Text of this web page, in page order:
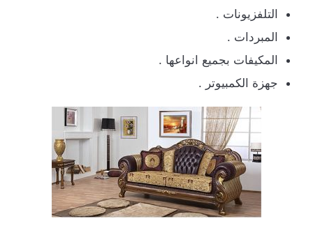
التلفزيونات .
المبردات .
المكيفات بجميع انواعها .
جهزة الكمبيوتر .